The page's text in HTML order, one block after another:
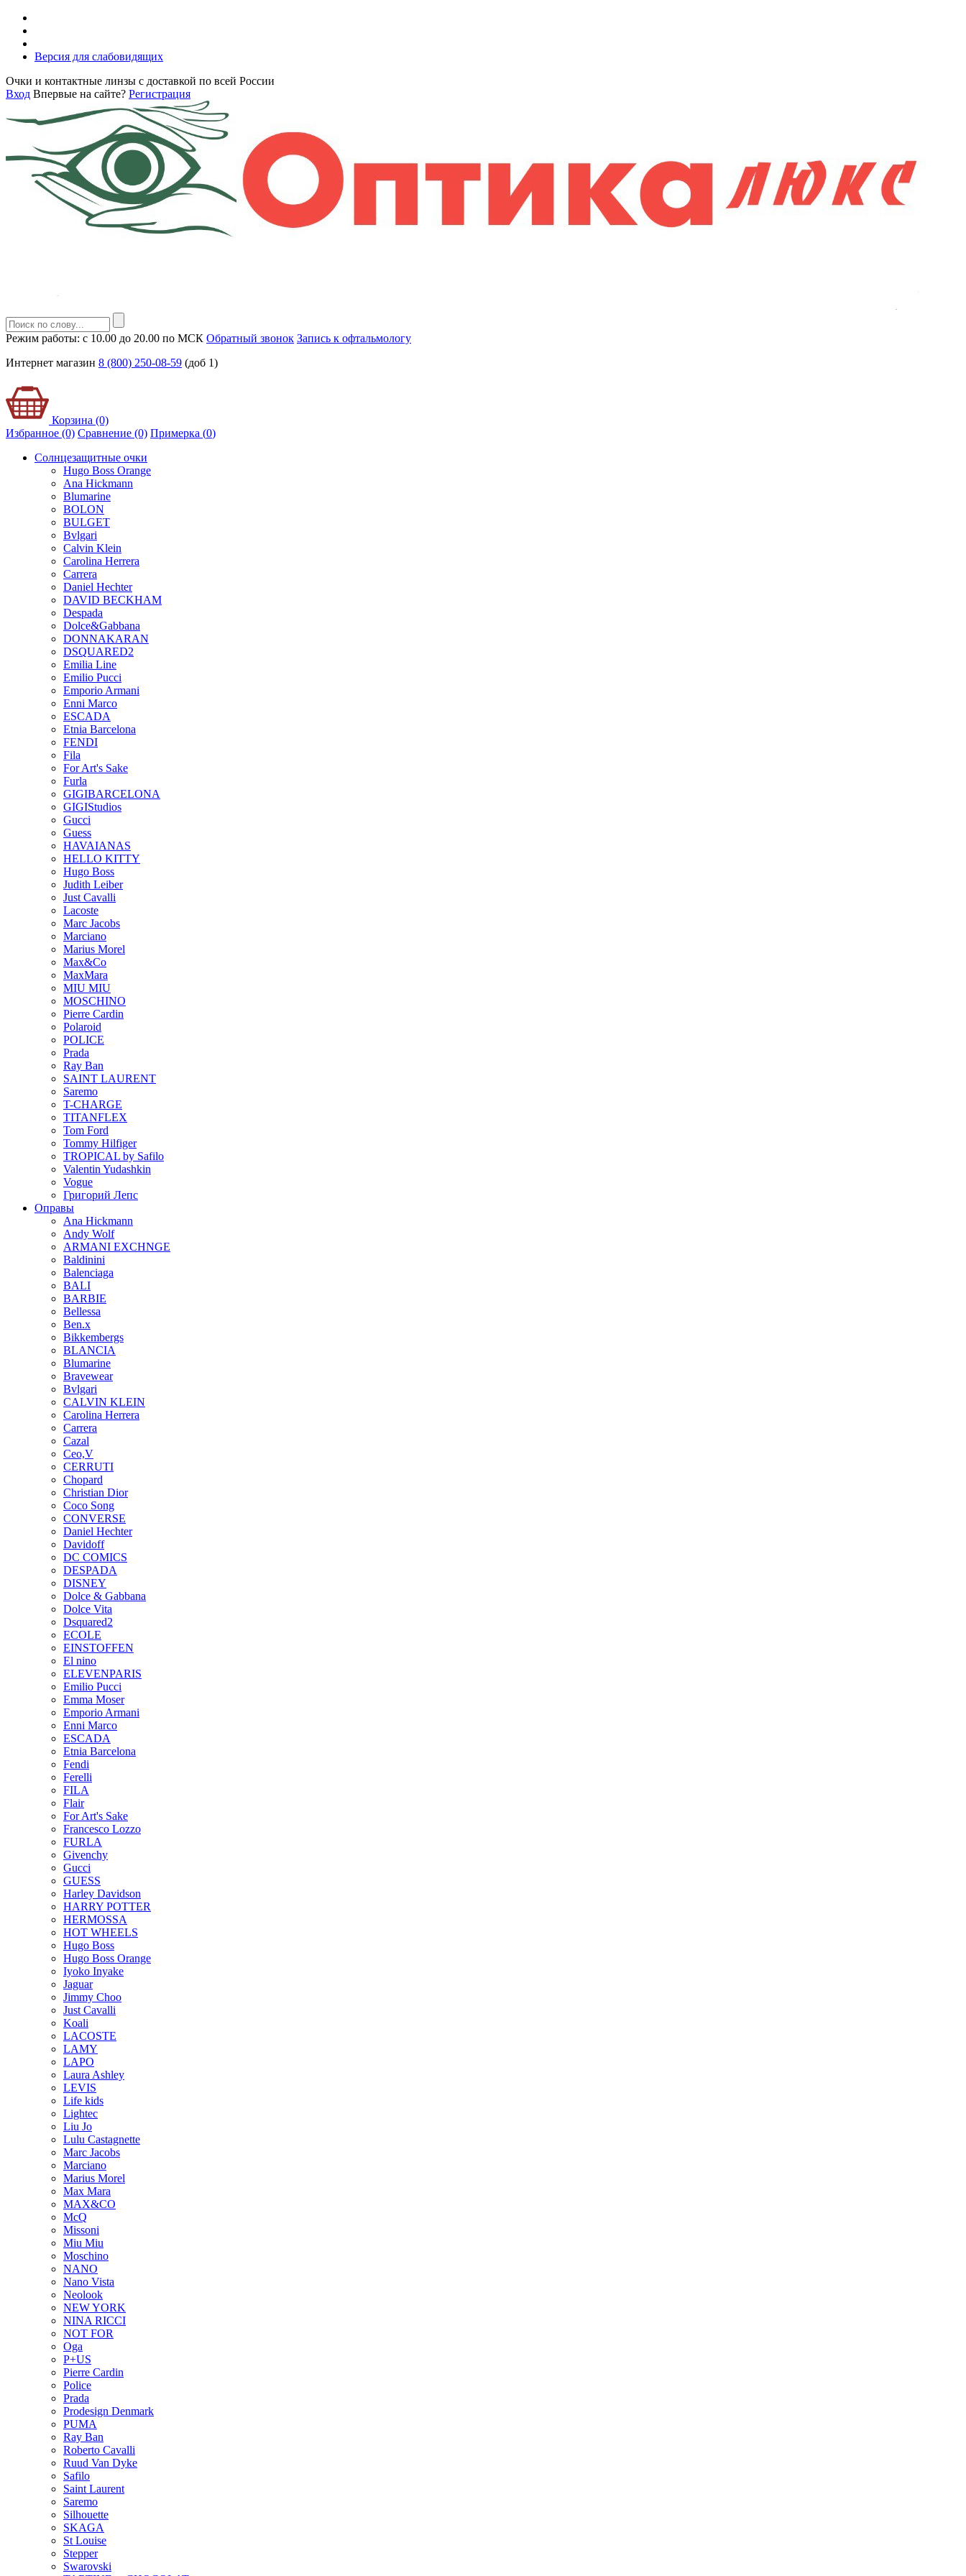
Версия для слабовидящих
Очки и контактные линзы с доставкой по всей России
Вход Впервые на сайте? Регистрация
Режим работы: с 10.00 до 20.00 по МСК Обратный звонок Запись к офтальмологу
Интернет магазин 8 (800) 250-08-59 (доб 1)
Корзина (0)
Избранное (0) Сравнение (0) Примерка (0)
Солнцезащитные очки
Hugo Boss Orange
Ana Hickmann
Blumarine
BOLON
BULGET
Bvlgari
Calvin Klein
Carolina Herrera
Carrera
Daniel Hechter
DAVID BECKHAM
Despada
Dolce&Gabbana
DONNAKARAN
DSQUARED2
Emilia Line
Emilio Pucci
Emporio Armani
Enni Marco
ESCADA
Etnia Barcelona
FENDI
Fila
For Art's Sake
Furla
GIGIBARCELONA
GIGIStudios
Gucci
Guess
HAVAIANAS
HELLO KITTY
Hugo Boss
Judith Leiber
Just Cavalli
Lacoste
Marc Jacobs
Marciano
Marius Morel
Max&Co
MaxMara
MIU MIU
MOSCHINO
Pierre Cardin
Polaroid
POLICE
Prada
Ray Ban
SAINT LAURENT
Saremo
T-CHARGE
TITANFLEX
Tom Ford
Tommy Hilfiger
TROPICAL by Safilo
Valentin Yudashkin
Vogue
Григорий Лепс
Оправы
Ana Hickmann
Andy Wolf
ARMANI EXCHNGE
Baldinini
Balenciaga
BALI
BARBIE
Bellessa
Ben.x
Bikkembergs
BLANCIA
Blumarine
Bravewear
Bvlgari
CALVIN KLEIN
Carolina Herrera
Carrera
Cazal
Ceo,V
CERRUTI
Chopard
Christian Dior
Coco Song
CONVERSE
Daniel Hechter
Davidoff
DC COMICS
DESPADA
DISNEY
Dolce & Gabbana
Dolce Vita
Dsquared2
ECOLE
EINSTOFFEN
El nino
ELEVENPARIS
Emilio Pucci
Emma Moser
Emporio Armani
Enni Marco
ESCADA
Etnia Barcelona
Fendi
Ferelli
FILA
Flair
For Art's Sake
Francesco Lozzo
FURLA
Givenchy
Gucci
GUESS
Harley Davidson
HARRY POTTER
HERMOSSA
HOT WHEELS
Hugo Boss
Hugo Boss Orange
Iyoko Inyake
Jaguar
Jimmy Choo
Just Cavalli
Koali
LACOSTE
LAMY
LAPO
Laura Ashley
LEVIS
Life kids
Lightec
Liu Jo
Lulu Castagnette
Marc Jacobs
Marciano
Marius Morel
Max Mara
MAX&CO
McQ
Missoni
Miu Miu
Moschino
NANO
Nano Vista
Neolook
NEW YORK
NINA RICCI
NOT FOR
Oga
P+US
Pierre Cardin
Police
Prada
Prodesign Denmark
PUMA
Ray Ban
Roberto Cavalli
Ruud Van Dyke
Safilo
Saint Laurent
Saremo
Silhouette
SKAGA
St Louise
Stepper
Swarovski